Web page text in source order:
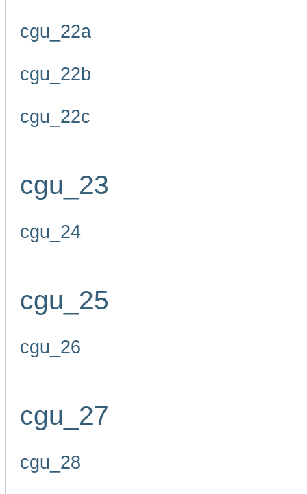
cgu_22a
cgu_22b
cgu_22c
cgu_23
cgu_24
cgu_25
cgu_26
cgu_27
cgu_28